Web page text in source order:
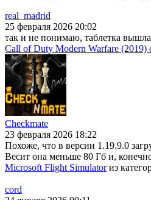
real_madrid
25 февраля 2026 20:02
так и не понимаю, таблетка
Call of Duty Modern Warfare
Checkmate
23 февраля 2026 18:22
Похоже, что в версии 1.19.9.0
Весит она меньше 80 Гб и,
Microsoft Flight Simulatorиз
cord